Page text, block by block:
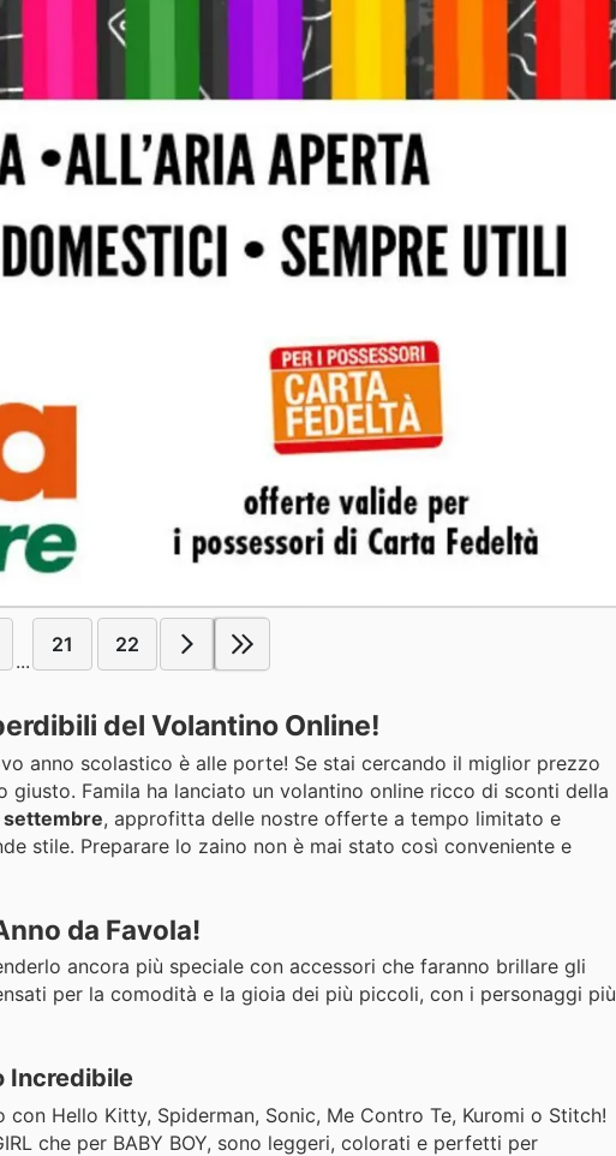
...
21 22
del Volantino Online!
anno scolastico è alle porte! Se stai cercando il miglior prezzo
Famila ha lanciato un volantino online ricco di sconti della
settembre, approfitta delle nostre offerte a tempo limitato e
stile. Preparare lo zaino non è mai stato così conveniente e
da Favola!
ancora più speciale con accessori che faranno brillare gli
per la comodità e la gioia dei più piccoli, con i personaggi più
Incredibile
Hello Kitty, Spiderman, Sonic, Me Contro Te, Kuromi o Stitch!
che per BABY BOY, sono leggeri, colorati e perfetti per